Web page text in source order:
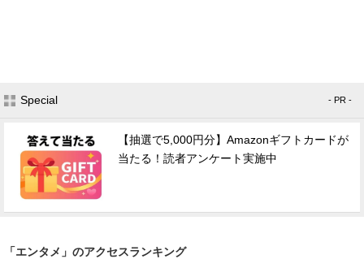
Special - PR -
【抽選で5,000円分】Amazonギフトカードが
当たる！読者アンケート実施中
「エンタメ」のアクセスランキング